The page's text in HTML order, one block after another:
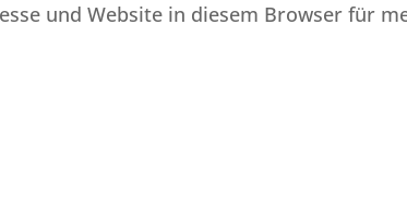
und Website in diesem Browser für